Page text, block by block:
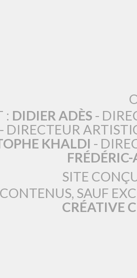
: DIDIER ADÈS -
- DIRECTEUR
KHALDI -
SITE
SAUF
CRÉATIVE